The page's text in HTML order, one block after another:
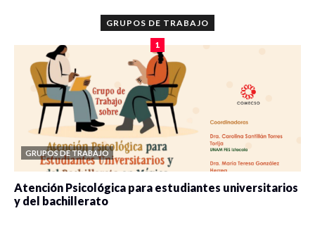
GRUPOS DE TRABAJO
1
GRUPOS DE TRABAJO
Atención Psicológica para estudiantes universitarios
y del bachillerato